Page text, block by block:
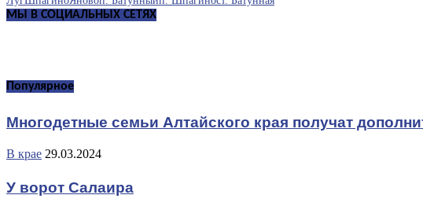
МЫ В СОЦИАЛЬНЫХ СЕТЯХ
Популярное
Многодетные семьи Алтайского края получат
В крае 29.03.2024
У ворот Салаира